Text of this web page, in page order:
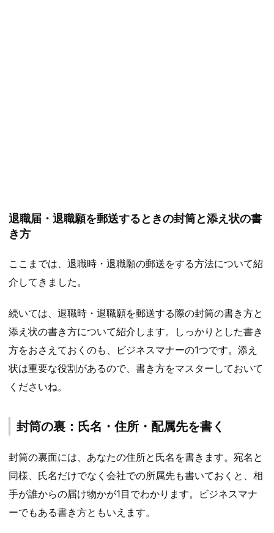
退職届・退職願を郵送するときの封筒と添え状の書
き方
ここまでは、退職時・退職願の郵送をする方法について紹
介してきました。
続いては、退職時・退職願を郵送する際の封筒の書き方と
添え状の書き方について紹介します。しっかりとした書き
方をおさえておくのも、ビジネスマナーの1つです。添え
状は重要な役割があるので、書き方をマスターしておいて
くださいね。
封筒の裏：氏名・住所・配属先を書く
封筒の裏面には、あなたの住所と氏名を書きます。宛名と
同様、氏名だけでなく会社での所属先も書いておくと、相
手が誰からの届け物かが1目でわかります。ビジネスマナ
ーでもある書き方ともいえます。